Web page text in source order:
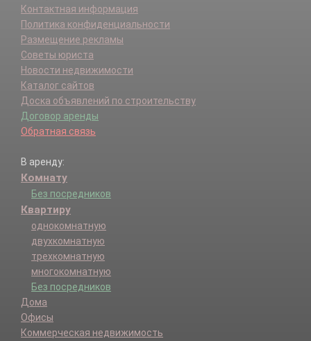
Контактная информация
Политика конфиденциальности
Размещение рекламы
Советы юриста
Новости недвижимости
Каталог сайтов
Доска объявлений по строительству
Договор аренды
Обратная связь
В аренду:
Комнату
Без посредников
Квартиру
однокомнатную
двухкомнатную
трехкомнатную
многокомнатную
Без посредников
Дома
Офисы
Коммерческая недвижимость